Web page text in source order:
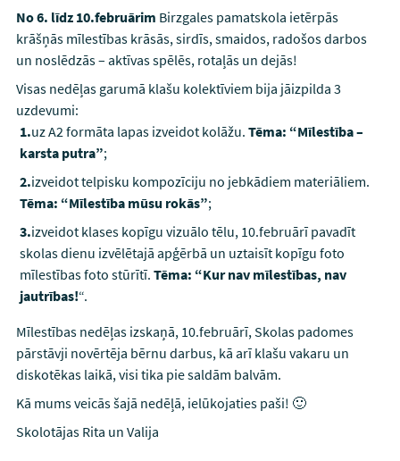
No 6. līdz 10.februārim Birzgales pamatskola ietērpās
krāšņās mīlestības krāsās, sirdīs, smaidos, radošos darbos
un noslēdzās – aktīvas spēlēs, rotaļās un dejās!
Visas nedēļas garumā klašu kolektīviem bija jāizpilda 3
uzdevumi:
uz A2 formāta lapas izveidot kolāžu. Tēma: “Mīlestība –
karsta putra”;
izveidot telpisku kompozīciju no jebkādiem materiāliem.
Tēma: “Mīlestība mūsu rokās”;
izveidot klases kopīgu vizuālo tēlu, 10.februārī pavadīt
skolas dienu izvēlētajā apģērbā un uztaisīt kopīgu foto
mīlestības foto stūrītī. Tēma: “Kur nav mīlestības, nav
jautrības!“.
Mīlestības nedēļas izskaņā, 10.februārī, Skolas padomes
pārstāvji novērtēja bērnu darbus, kā arī klašu vakaru un
diskotēkas laikā, visi tika pie saldām balvām.
Kā mums veicās šajā nedēļā, ielūkojaties paši! 🙂
Skolotājas Rita un Valija